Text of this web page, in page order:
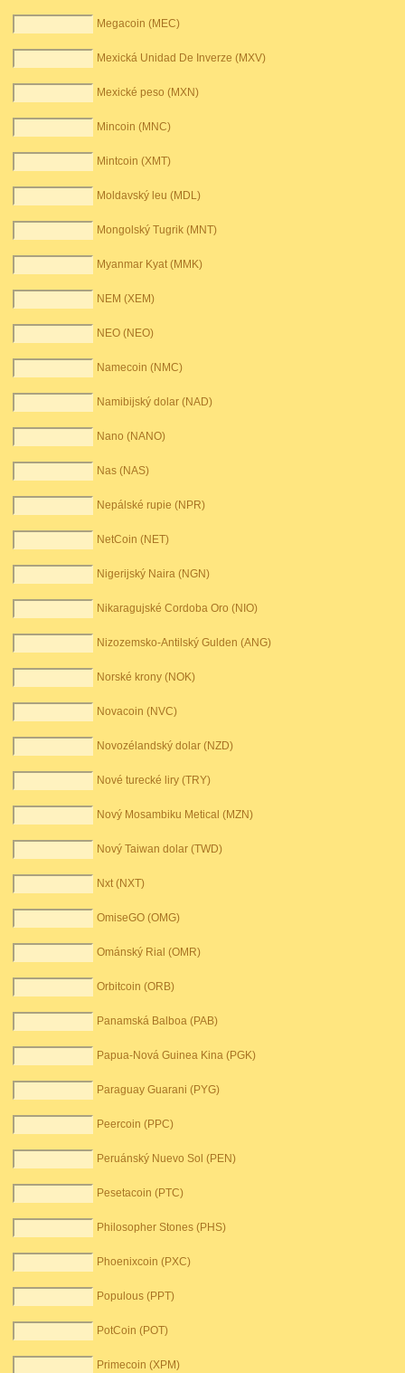
Megacoin (MEC)
Mexická Unidad De Inverze (MXV)
Mexické peso (MXN)
Mincoin (MNC)
Mintcoin (XMT)
Moldavský leu (MDL)
Mongolský Tugrik (MNT)
Myanmar Kyat (MMK)
NEM (XEM)
NEO (NEO)
Namecoin (NMC)
Namibijský dolar (NAD)
Nano (NANO)
Nas (NAS)
Nepálské rupie (NPR)
NetCoin (NET)
Nigerijský Naira (NGN)
Nikaragujské Cordoba Oro (NIO)
Nizozemsko-Antilský Gulden (ANG)
Norské krony (NOK)
Novacoin (NVC)
Novozélandský dolar (NZD)
Nové turecké liry (TRY)
Nový Mosambiku Metical (MZN)
Nový Taiwan dolar (TWD)
Nxt (NXT)
OmiseGO (OMG)
Ománský Rial (OMR)
Orbitcoin (ORB)
Panamská Balboa (PAB)
Papua-Nová Guinea Kina (PGK)
Paraguay Guarani (PYG)
Peercoin (PPC)
Peruánský Nuevo Sol (PEN)
Pesetacoin (PTC)
Philosopher Stones (PHS)
Phoenixcoin (PXC)
Populous (PPT)
PotCoin (POT)
Primecoin (XPM)